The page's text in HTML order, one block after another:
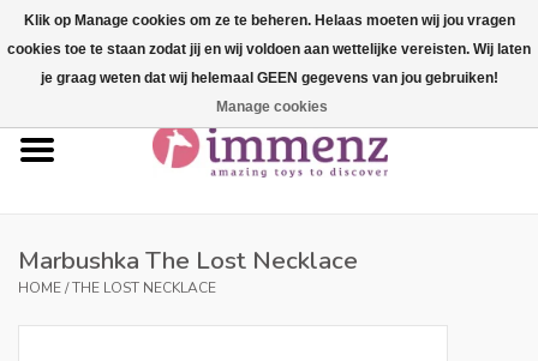
NIEUW in ons assortiment!
Onze merken
Marbushka The Lost Necklace
HOME/THE LOST NECKLACE
Klik op Manage cookies om ze te beheren. Helaas moeten wij jou vragen
cookies toe te staan zodat jij en wij voldoen aan wettelijke vereisten. Wij laten
je graag weten dat wij helemaal GEEN gegevens van jou gebruiken!
Manage cookies